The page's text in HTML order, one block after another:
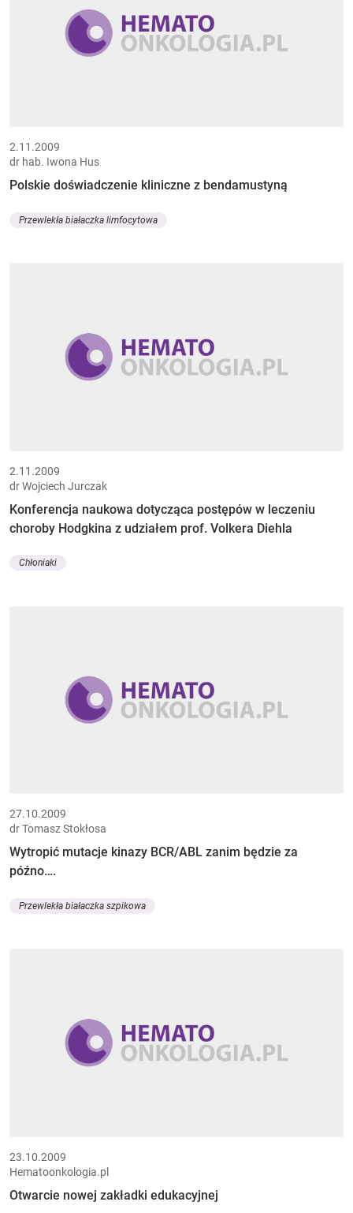
2.11.2009
dr hab. Iwona Hus
Polskie doświadczenie kliniczne z bendamustyną
Przewlekła białaczka limfocytowa
2.11.2009
dr Wojciech Jurczak
Konferencja naukowa dotycząca postępów w leczeniu
choroby Hodgkina z udziałem prof. Volkera Diehla
Chłoniaki
27.10.2009
dr Tomasz Stokłosa
Wytropić mutacje kinazy BCR/ABL zanim będzie za
późno….
Przewlekła białaczka szpikowa
23.10.2009
Hematoonkologia.pl
Otwarcie nowej zakładki edukacyjnej